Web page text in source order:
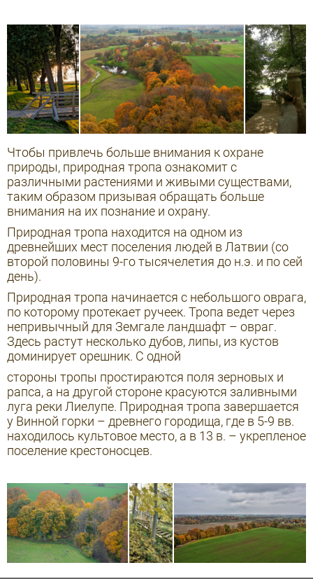
Чтобы привлечь больше внимания к охране
природы, природная тропа ознакомит с
различными растениями и живыми существами,
таким образом призывая обращать больше
внимания на их познание и охрану.
Природная тропа находится на одном из
древнейших мест поселения людей в Латвии (со
второй половины 9-го тысячелетия до н.э. и по сей
день).
Природная тропа начинается с небольшого оврага,
по которому протекает ручеек. Тропа ведет через
непривычный для Земгале ландшафт – овраг.
Здесь растут несколько дубов, липы, из кустов
доминирует орешник. С одной
стороны тропы простираются поля зерновых и
рапса, а на другой стороне красуются заливными
луга реки Лиелупе. Природная тропа завершается
у Винной горки – древнего городища, где в 5-9 вв.
находилось культовое место, а в 13 в. – укрепленое
поселение крестоносцев.